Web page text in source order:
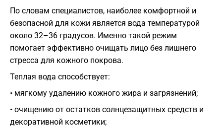
По словам специалистов, наиболее комфортной и
безопасной для кожи является вода температурой
около 32–36 градусов. Именно такой режим
помогает эффективно очищать лицо без лишнего
стресса для кожного покрова.
Теплая вода способствует:
• мягкому удалению кожного жира и загрязнений;
• очищению от остатков солнцезащитных средств и
декоративной косметики;